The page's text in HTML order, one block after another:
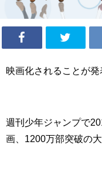
映画化されることが発
週刊少年ジャンプで
画、1200万部突破の